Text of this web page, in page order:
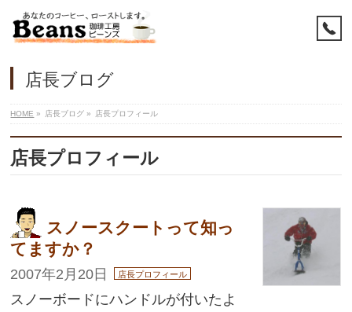
店長ブログ
HOME » 店長ブログ » 店長プロフィール
店長プロフィール
スノースクートって知っ
てますか？
2007年2月20日 店長プロフィール
スノーボードにハンドルが付いたよ